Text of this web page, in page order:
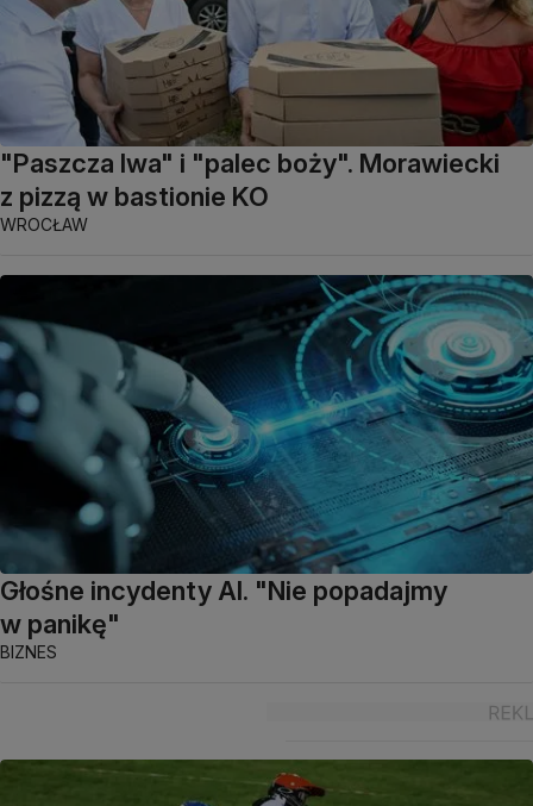
"Paszcza lwa" i "palec boży". Morawiecki
z pizzą w bastionie KO
WROCŁAW
Głośne incydenty AI. "Nie popadajmy
w panikę"
BIZNES